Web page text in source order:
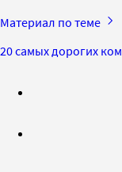
Материал по теме
20 самых дорогих